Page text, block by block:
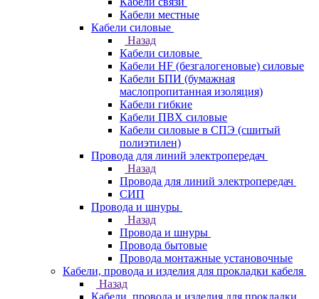
Кабели местные
Кабели силовые
Назад
Кабели силовые
Кабели HF (безгалогеновые) силовые
Кабели БПИ (бумажная
маслопропитанная изоляция)
Кабели гибкие
Кабели ПВХ силовые
Кабели силовые в СПЭ (сшитый
полиэтилен)
Провода для линий электропередач
Назад
Провода для линий электропередач
СИП
Провода и шнуры
Назад
Провода и шнуры
Провода бытовые
Провода монтажные установочные
Кабели, провода и изделия для прокладки кабеля
Назад
Кабели, провода и изделия для прокладки